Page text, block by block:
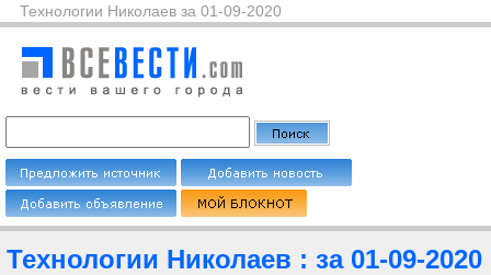
Технологии Николаев за 01-09-2020
Технологии Николаев : за 01-09-2020